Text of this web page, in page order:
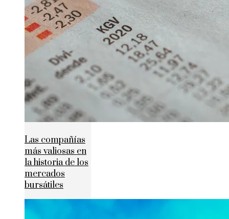
Las compañías
más valiosas en
la historia de los
mercados
bursátiles